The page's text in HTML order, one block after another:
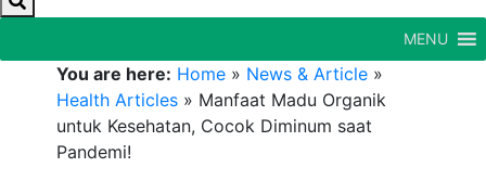
MENU
You are here: Home » News & Article »
Health Articles » Manfaat Madu Organik
untuk Kesehatan, Cocok Diminum saat
Pandemi!